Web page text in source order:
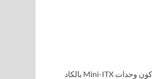
أصبح جهاز الألعاب المصغر شائعًا بشكل متزايد على مدار السنوات القليلة الماضية، مع كون وحدات Mini-ITX بالكاد